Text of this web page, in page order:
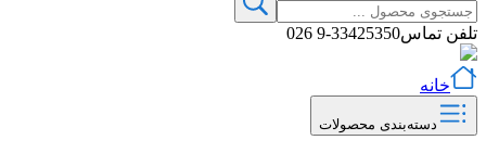
تلفن تماس33425350-9 026
خانه
دسته‌بندی محصولات